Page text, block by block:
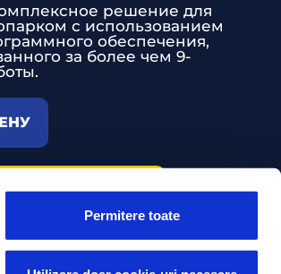
Permitere toate
решение для
с использованием
обеспечения,
за более чем 9-
ПОДДЕРЖКА